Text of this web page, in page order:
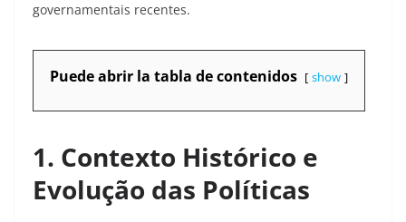
governamentais recentes.
Puede abrir la tabla de contenidos show
1. Contexto Histórico e
Evolução das Políticas